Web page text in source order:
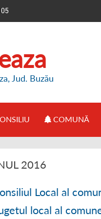
Jud. Buzău
PRIMĂRIE
CONSILIUL LOCAL
● HOTĂRÂRI CONSILIU
COMUNĂ
●
● ISTORIE
2016
Local al
local al